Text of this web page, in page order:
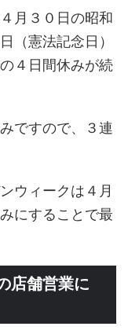
月３０日の昭和
（憲法記念日）
４日間休みが続
ですので、３連
ウィークは４月
にすることで最
店舗営業に